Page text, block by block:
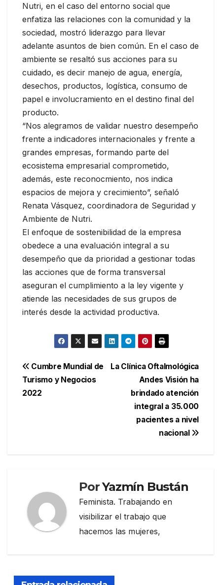
Nutri, en el caso del entorno social que
enfatiza las relaciones con la comunidad y la
sociedad, mostró liderazgo para llevar
adelante asuntos de bien común. En el caso de
ambiente se resaltó sus acciones para su
cuidado, es decir manejo de agua, energía,
desechos, productos, logística, consumo de
papel e involucramiento en el destino final del
producto.
“Nos alegramos de validar nuestro desempeño
frente a indicadores internacionales y frente a
grandes empresas, formando parte del
ecosistema empresarial comprometido,
además, este reconocmiento, nos indica
espacios de mejora y crecimiento”, señaló
Renata Vásquez, coordinadora de Seguridad y
Ambiente de Nutri.
El enfoque de sostenibilidad de la empresa
obedece a una evaluación integral a su
desempeño que da prioridad a gestionar todas
las acciones que de forma transversal
aseguran el cumplimiento a la ley vigente y
atiende las necesidades de sus grupos de
interés desde la actividad productiva.
Navegación
de
La Clínica Oftalmológica
Andes Visión ha
brindado atención
integral a 35.000
pacientes a nivel
nacional
Cumbre Mundial de
Turismo y Negocios
2022
PorYazmín Bustán
Feminista. Trabajando en
visibilizar el trabajo que
hacemos las mujeres,